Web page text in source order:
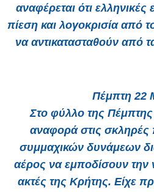
αναφέρεται ότι ελληνικές
πίεση και λογοκρισία από
να αντικατασταθούν από
Πέμπτη 22
Στο φύλλο της Πέμπτης
αναφορά στις σκληρές
συμμαχικών δυνάμεων
αέρος να εμποδίσουν την
ακτές της Κρήτης. Είχε